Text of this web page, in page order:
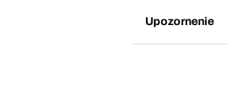
Upozornenie